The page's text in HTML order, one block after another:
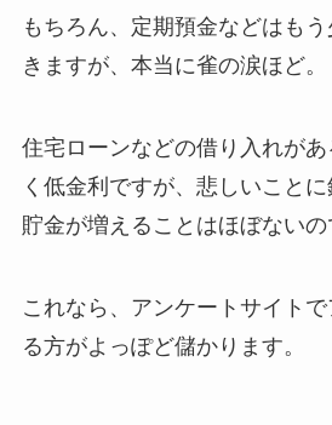
もちろん、定期預金などはも
きますが、本当に雀の涙ほど。
住宅ローンなどの借り入れが
く低金利ですが、悲しいこと
貯金が増えることはほぼないの
これなら、アンケートサイトで
る方がよっぽど儲かります。